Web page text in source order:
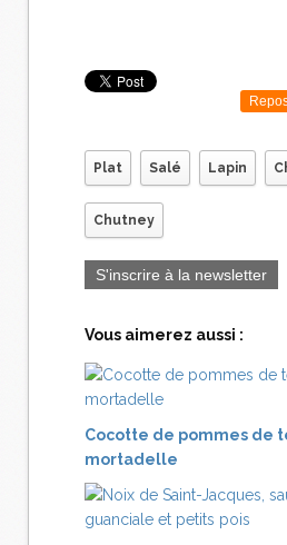
Plat Salé Lapin
Chutney
S'inscrire à la newsletter
Vous aimerez aussi :
Cocotte de pommes de
mortadelle